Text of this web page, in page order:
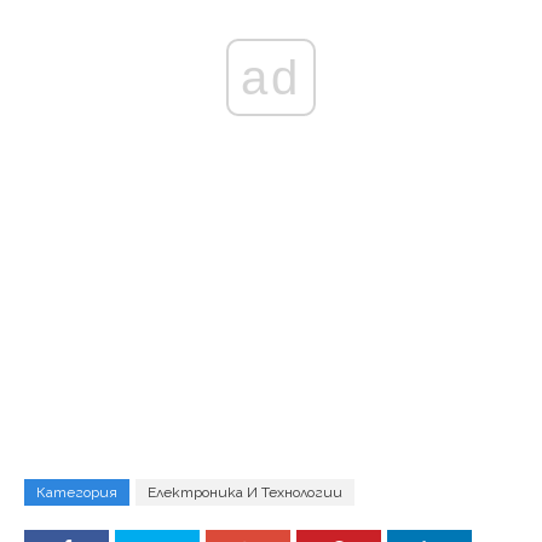
ad
Категория Електроника И Технологии